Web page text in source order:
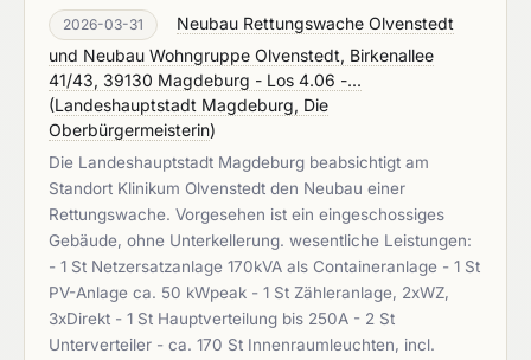
2026-03-31
Neubau Rettungswache Olvenstedt
und Neubau Wohngruppe Olvenstedt, Birkenallee
41/43, 39130 Magdeburg - Los 4.06 -...
(Landeshauptstadt Magdeburg, Die
Oberbürgermeisterin)
Die Landeshauptstadt Magdeburg beabsichtigt am
Standort Klinikum Olvenstedt den Neubau einer
Rettungswache. Vorgesehen ist ein eingeschossiges
Gebäude, ohne Unterkellerung. wesentliche Leistungen:
- 1 St Netzersatzanlage 170kVA als Containeranlage - 1 St
PV-Anlage ca. 50 kWpeak - 1 St Zähleranlage, 2xWZ,
3xDirekt - 1 St Hauptverteilung bis 250A - 2 St
Unterverteiler - ca. 170 St Innenraumleuchten, incl.